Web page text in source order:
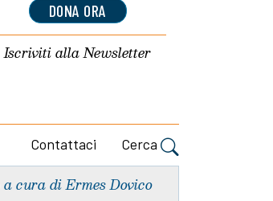
DONA ORA
Iscriviti allaNewsletter
Contattaci Cerca
a cura di Ermes Dovico